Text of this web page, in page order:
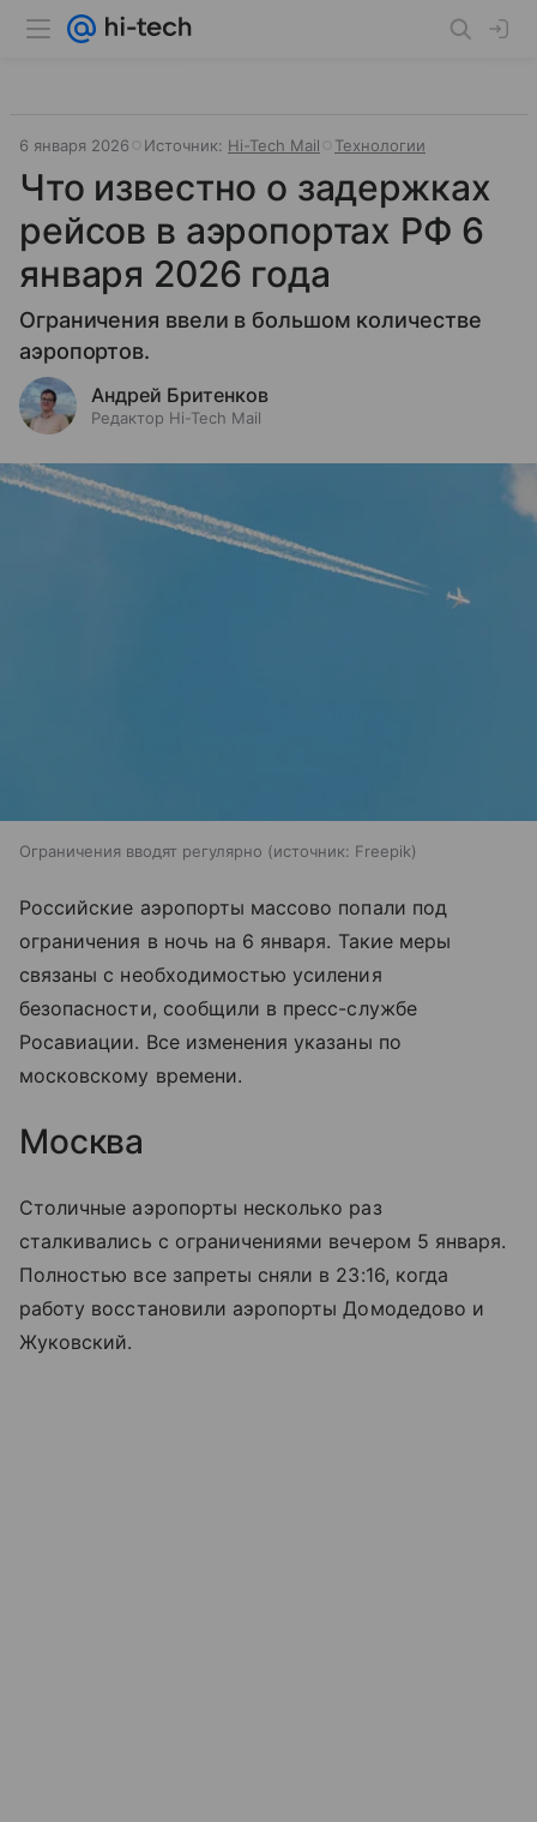
6 января 2026 Источник: Hi-Tech Mail Технологии
Что известно о задержках
рейсов в аэропортах РФ 6
января 2026 года
Ограничения ввели в большом количестве
аэропортов.
Андрей Бритенков
Редактор Hi-Tech Mail
Ограничения вводят регулярно источник: Freepik
Российские аэропорты массово попали под
ограничения в ночь на 6 января. Такие меры
связаны с необходимостью усиления
безопасности, сообщили в пресс-службе
Росавиации. Все изменения указаны по
московскому времени.
Москва
Столичные аэропорты несколько раз
сталкивались с ограничениями вечером 5 января.
Полностью все запреты сняли в 23:16, когда
работу восстановили аэропорты Домодедово и
Жуковский.